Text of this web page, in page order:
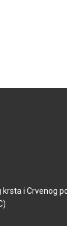
i Crvenog